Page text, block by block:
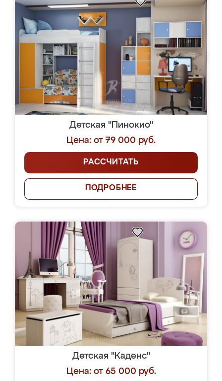
Детская "Пинокио"
Цена: от 79 000 руб.
РАССЧИТАТЬ
ПОДРОБНЕЕ
Детская "Каденс"
Цена: от 65 000 руб.